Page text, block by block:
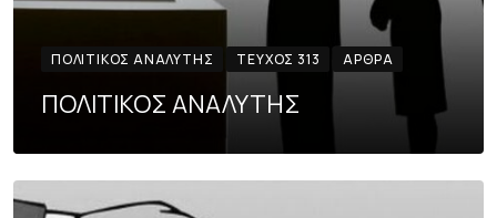
ΠΟΛΙΤΙΚΌΣ ΑΝΑΛΥΤΉΣ ΤΕΎΧΟΣ 313 ΆΡΘΡΑ
ΠΟΛΙΤΙΚΟΣ ΑΝΑΛΥΤΗΣ